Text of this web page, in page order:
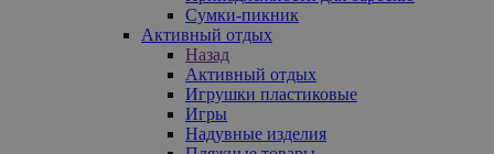
Сумки-пикник
Активный отдых
Назад
Активный отдых
Игрушки пластиковые
Игры
Надувные изделия